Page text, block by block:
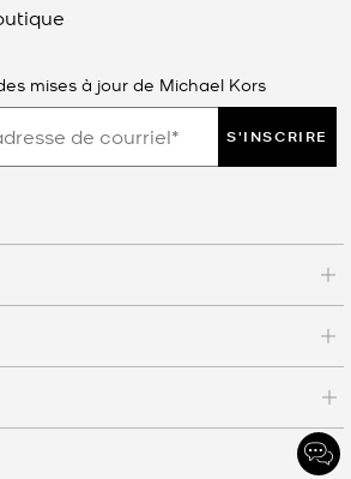
mises à jour de Michael Kors
S'INSCRIRE